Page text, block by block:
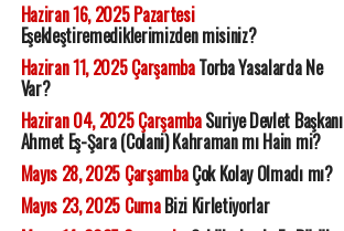
Haziran 16, 2025 Pazartesi
Eşekleştiremediklerimizden misiniz?
Haziran 11, 2025 ÇarşambaTorba Yasalarda Ne
Var?
Haziran 04, 2025 ÇarşambaSuriye Devlet Başkanı
Ahmet Eş-Şara (Colani) Kahraman mı Hain mi?
Mayıs 28, 2025 ÇarşambaÇok Kolay Olmadı mı?
Mayıs 23, 2025 CumaBizi Kirletiyorlar